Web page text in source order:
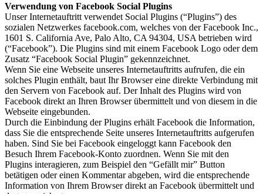
Verwendung von Facebook Social Plugins
Unser Internetauftritt verwendet Social Plugins (“Plugins”) des
sozialen Netzwerkes facebook.com, welches von der Facebook Inc.,
1601 S. California Ave, Palo Alto, CA 94304, USA betrieben wird
(“Facebook”). Die Plugins sind mit einem Facebook Logo oder dem
Zusatz “Facebook Social Plugin” gekennzeichnet.
Wenn Sie eine Webseite unseres Internetauftritts aufrufen, die ein
solches Plugin enthält, baut Ihr Browser eine direkte Verbindung mit
den Servern von Facebook auf. Der Inhalt des Plugins wird von
Facebook direkt an Ihren Browser übermittelt und von diesem in die
Webseite eingebunden.
Durch die Einbindung der Plugins erhält Facebook die Information,
dass Sie die entsprechende Seite unseres Internetauftritts aufgerufen
haben. Sind Sie bei Facebook eingeloggt kann Facebook den
Besuch Ihrem Facebook-Konto zuordnen. Wenn Sie mit den
Plugins interagieren, zum Beispiel den “Gefällt mir” Button
betätigen oder einen Kommentar abgeben, wird die entsprechende
Information von Ihrem Browser direkt an Facebook übermittelt und